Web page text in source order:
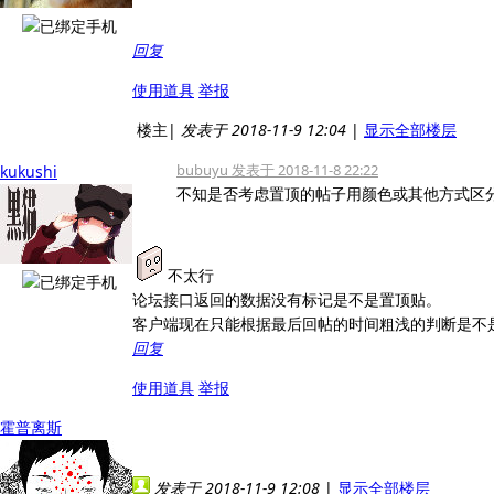
回复
使用道具 举报
kukushi
楼主 | 发表于 2018-11-9 12:04 | 显示全部楼层
bubuyu 发表于 2018-11-8 22:22
不知是否考虑置顶的帖子用颜色或其他方式区
不太行
论坛接口返回的数据没有标记是不是置顶贴。
客户端现在只能根据最后回帖的时间粗浅的判断是不
回复
使用道具 举报
霍普离斯
发表于 2018-11-9 12:08 | 显示全部楼层